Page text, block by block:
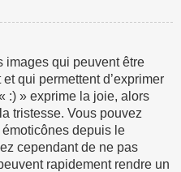
images qui peuvent être
qui permettent d’exprimer
:) » exprime la joie, alors
tristesse. Vous pouvez
depuis le
cependant de ne pas
rapidement rendre un